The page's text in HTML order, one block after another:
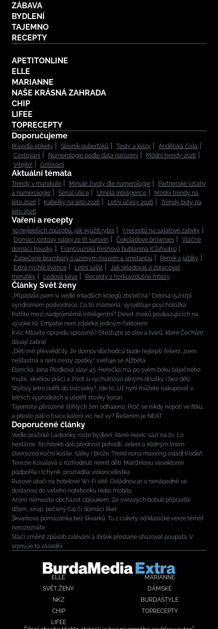
ZÁBAVA
BYDLENÍ
TAJEMNO
RECEPTY
APETITONLINE
ELLE
MARIANNE
NAŠE KRÁSNÁ ZAHRADA
CHIP
LIFEE
TOPRECEPTY
Doporučujeme
Pravidla etikety Slovník puberťáků Testy a kvízy
Andělská čísla
Cestování
Numerologie podle data narození
Módní trendy 2026
Vítejte!
Grilování
Aktuální témata
Trendy v manikúře Minulé životy dle numerologie
Partnerské vztahy
a numerologie
Seriál Ulice Umělá inteligence
Módní trendy na
léto 2026
Kabelky na léto 2026 Letní účesy 2026
Trendy boty na
léto 2026
Vaření a recepty
30 nejlepších způsobů, jak využít rybíz
7 receptů na salátové zálivky
Domácí iontový nápoj ze tří surovin
Čokoládové brownies
Vláčné
domácí housky
Francouzská třešňová bublanina (Clafoutis)
Zapečené brambory s uzeným masem a smetanou
Perník s jablky
Extra rychlé lívance
Letní salát
Jak skladovat a zpracovat
meruňky
Ledová káva Recepty z horkovzdušné fritézy
Články Svět ženy
„Připadala jsem si vedle mladších kolegů zbytečná.“ Denisa (52) trpí
syndromem podvodnice. Co to znamená, vysvětluje psycholožka
Patříte mezi nadprůměrně inteligentní? Deset znaků poukazujících na
vysoké IQ. Empatie není zdaleka jediným faktorem
Kvíz: Mluvíte opravdu spisovně? Otestujte 10 slov a tvarů, které Čechům
dávají zabrat
„Děti mě přesvědčily, že domov důchodců bude nejlepší řešení, jsem
nešťastná a není cesty zpátky,“ svěřuje se Alžběta
Éterická Jana Plodková slaví 45: Herečka má po svém boku báječného
muže, skvělou práci a život si vychutnává plnými doušky i bez dětí
Stylový letní outfit do tisícovky? Jde to. Už nyní můžete nakupovat v
letních výprodejích a ušetřit stovky korun
Tajemství přirozeně štíhlých žen odhaleno: Proč se nikdy nepotí ve fitku,
a přesto pálí o tisíce kalorií víc než vy? Řešením je NEAT
Doporučené články
Vedle pražské Ladronky roste bydlení, které nejvíc sází na to, co
nestárne. Architekti dali přednost pohodlí, zeleni a klidným liniím
Oversized noční košile, šátky i brože. Trend nona maxxing ovládl Kodaň
Terezie Kovalová o rozhodnutí nemít děti: Manželovu vasektomii
podpořila i tchyně, prozradila violoncellistka
Rusové útočí na hotelové Wi-Fi sítě. Ovládnou je a nenápadně se
dostanou do vašeho notebooku nebo mobilu
Arónii nemusíte obcházet obloukem. Ze svíravých bobulí připravíte
džem, sirup, pečený čaj či domácí likér
Škvarková pomazánka bez škvarků: Tu z cukety od klasické verze téměř
nerozeznáte
Stačí změnit způsob zalévání a ibišek přestane shazovat poupata. V
srpnu je to zásadní
ELLE
MARIANNE
SVĚT ŽENY
DÁMSKÉ
NKZ
BURDASTYLE
CHIP
TOPRECEPTY
LIFEE